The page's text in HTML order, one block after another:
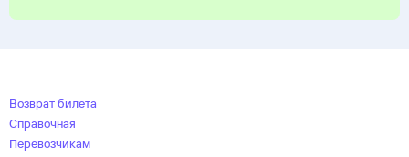
Возврат билета
Справочная
Перевозчикам